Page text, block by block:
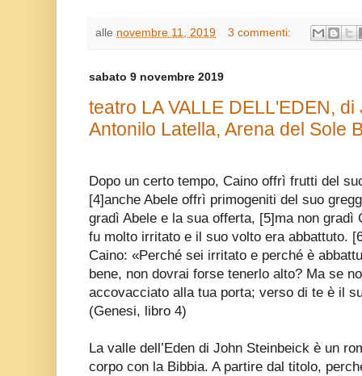
alle novembre 11, 2019 3 commenti:
sabato 9 novembre 2019
teatro LA VALLE DELL'EDEN,
Antonilo Latella, Arena del Sole
Dopo un certo tempo, Caino offrì frutti del
[4]anche Abele offrì primogeniti del suo
gradì Abele e la sua offerta, [5]ma non gradì
fu molto irritato e il suo volto era abbattuto.
Caino: «Perché sei irritato e perché è
bene, non dovrai forse tenerlo alto? Ma se
accovacciato alla tua porta; verso di te è il
(Genesi, libro 4)
La valle dell’Eden di John Steinbeick è un
corpo con la Bibbia. A partire dal titolo,